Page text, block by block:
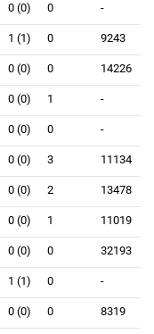
0 (0) 0 -
1 (1) 0 9243
0 (0) 0 14226
0 (0) 1 -
0 (0) 0 -
0 (0) 3 11134
0 (0) 2 13478
0 (0) 1 11019
0 (0) 0 32193
1 (1) 0 -
0 (0) 0 8319